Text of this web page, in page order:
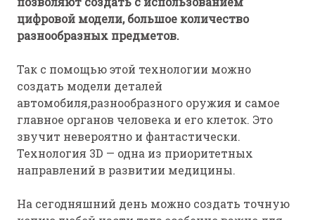
цифровой модели, большое количество
разнообразных предметов.
Так с помощью этой технологии можно
создать модели деталей
автомобиля,разнообразного оружия и самое
главное органов человека и его клеток. Это
звучит невероятно и фантастически.
Технология 3D — одна из приоритетных
направлений в развитии медицины.
На сегодняшний день можно создать точную